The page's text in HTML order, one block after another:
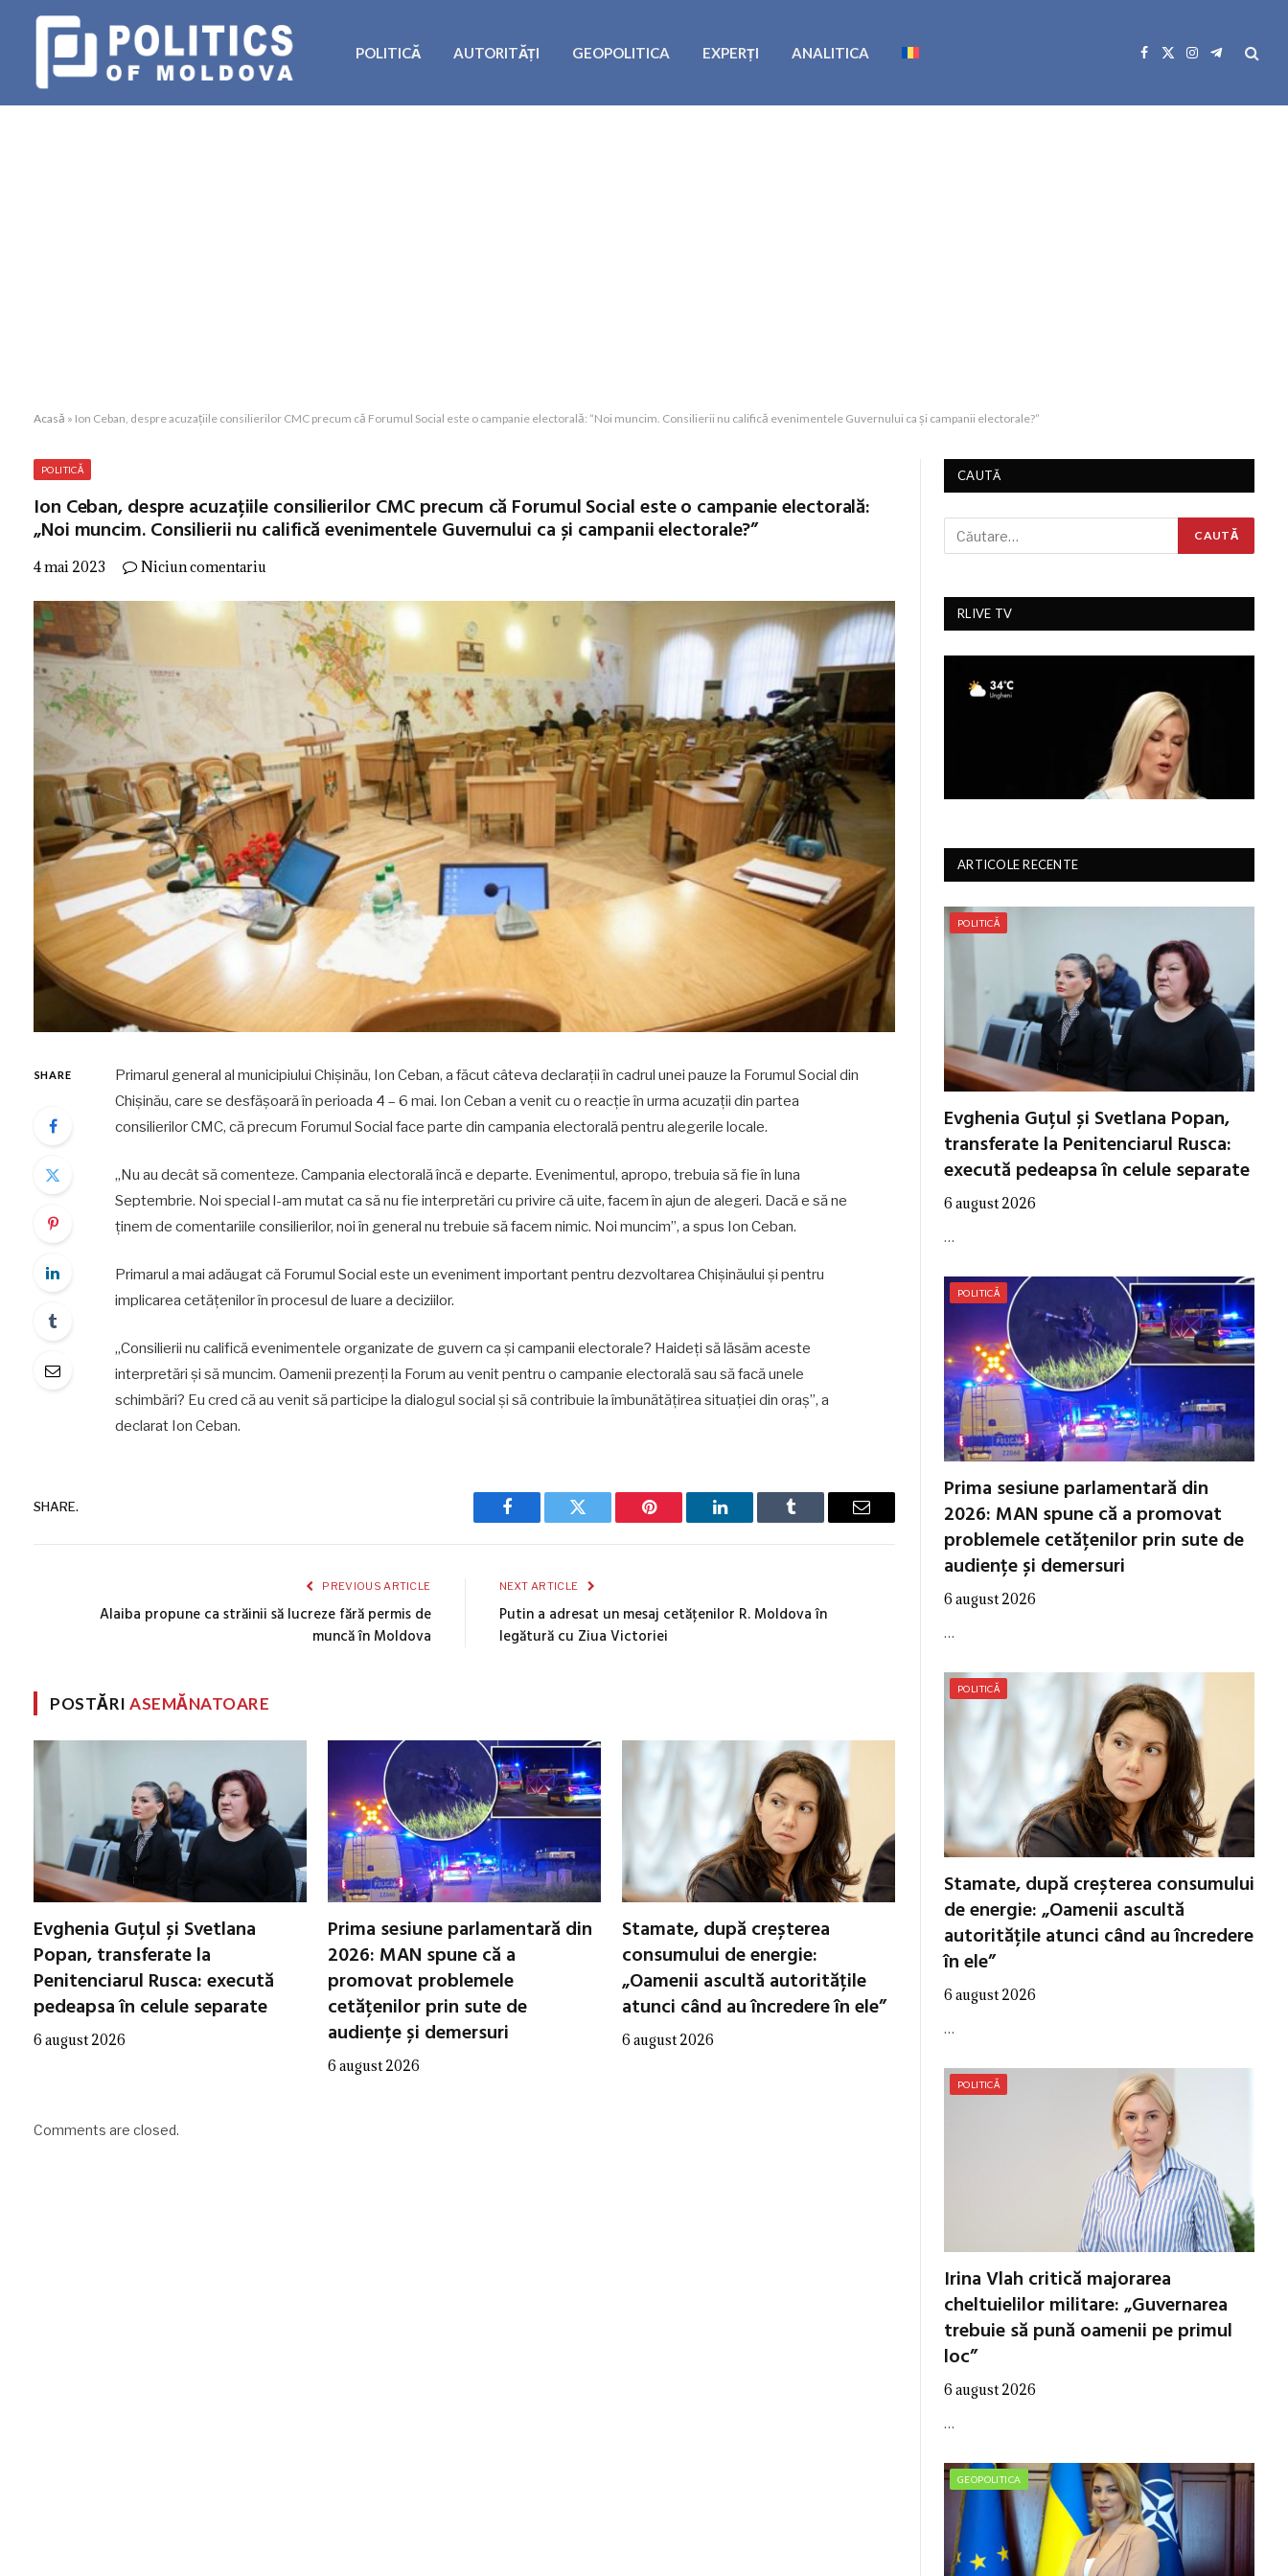
POLITICĂ AUTORITĂȚI GEOPOLITICA EXPERȚI ANALITICA Facebook
X
Instagram
Telegram
Acasă » Ion Ceban, despre acuzațiile consilierilor CMC precum că Forumul Social este o campanie electorală: “Noi muncim. Consilierii nu califică evenimentele Guvernului ca și campanii electorale?”
POLITICĂ
Ion Ceban, despre acuzațiile consilierilor CMC precum că Forumul Social este o campanie electorală:
„Noi muncim. Consilierii nu califică evenimentele Guvernului ca și campanii electorale?”
4 mai 2023 Niciun comentariu
SHARE
Primarul general al municipiului Chișinău, Ion Ceban, a făcut câteva declarații în cadrul unei pauze la Forumul Social din
Chișinău, care se desfășoară în perioada 4 – 6 mai. Ion Ceban a venit cu o reacție în urma acuzații din partea
consilierilor CMC, că precum Forumul Social face parte din campania electorală pentru alegerile locale.
„Nu au decât să comenteze. Campania electorală încă e departe. Evenimentul, apropo, trebuia să fie în luna
Septembrie. Noi special l-am mutat ca să nu fie interpretări cu privire că uite, facem în ajun de alegeri. Dacă e să ne
ținem de comentariile consilierilor, noi în general nu trebuie să facem nimic. Noi muncim”, a spus Ion Ceban.
Primarul a mai adăugat că Forumul Social este un eveniment important pentru dezvoltarea Chișinăului și pentru
implicarea cetățenilor în procesul de luare a deciziilor.
„Consilierii nu califică evenimentele organizate de guvern ca și campanii electorale? Haideți să lăsăm aceste
interpretări și să muncim. Oamenii prezenți la Forum au venit pentru o campanie electorală sau să facă unele
schimbări? Eu cred că au venit să participe la dialogul social și să contribuie la îmbunătățirea situației din oraș”, a
declarat Ion Ceban.
SHARE.
Facebook Twitter Pinterest LinkedIn Tumblr Email
PREVIOUS ARTICLE
Alaiba propune ca străinii să lucreze fără permis de
muncă în Moldova
NEXT ARTICLE
Putin a adresat un mesaj cetățenilor R. Moldova în
legătură cu Ziua Victoriei
POSTĂRIASEMĂNATOARE
Evghenia Guțul și Svetlana
Popan, transferate la
Penitenciarul Rusca: execută
pedeapsa în celule separate
6 august 2026
Prima sesiune parlamentară din
2026: MAN spune că a
promovat problemele
cetățenilor prin sute de
audiențe și demersuri
6 august 2026
Stamate, după creșterea
consumului de energie:
„Oamenii ascultă autoritățile
atunci când au încredere în ele”
6 august 2026
Comments are closed.
CAUTĂ
RLIVE TV
ARTICOLE RECENTE
POLITICĂ
Evghenia Guțul și Svetlana Popan,
transferate la Penitenciarul Rusca:
execută pedeapsa în celule separate
6 august 2026
…
POLITICĂ
Prima sesiune parlamentară din
2026: MAN spune că a promovat
problemele cetățenilor prin sute de
audiențe și demersuri
6 august 2026
…
POLITICĂ
Stamate, după creșterea consumului
de energie: „Oamenii ascultă
autoritățile atunci când au încredere
în ele”
6 august 2026
…
POLITICĂ
Irina Vlah critică majorarea
cheltuielilor militare: „Guvernarea
trebuie să pună oamenii pe primul
loc”
6 august 2026
…
GEOPOLITICA